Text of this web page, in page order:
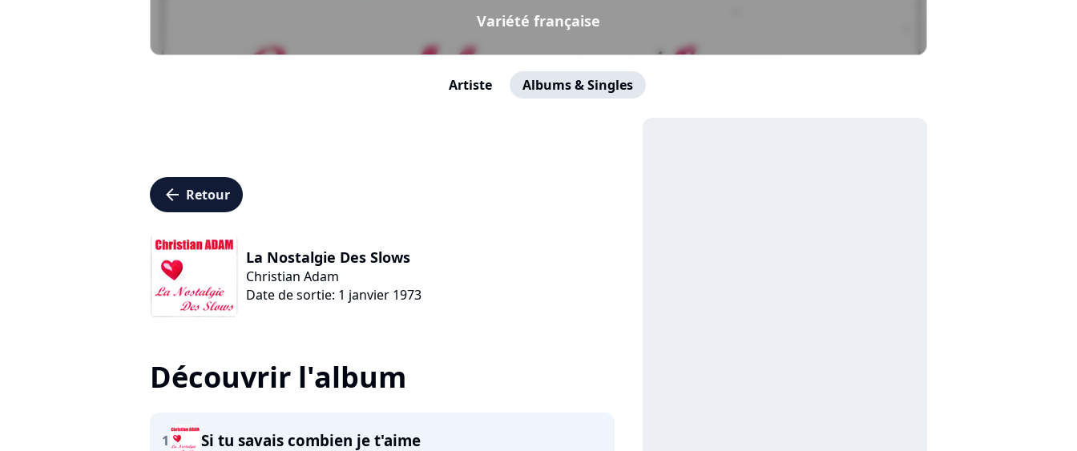
Variété française
Artiste Albums & Singles
arrow_left Retour
La Nostalgie Des Slows
Christian Adam
Date de sortie: 1 janvier 1973
Découvrir l'album
1 Si tu savais combien je t'aime